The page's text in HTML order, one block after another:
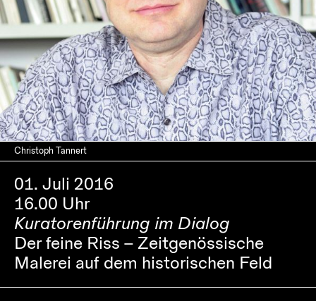
Christoph Tannert
01. Juli 2016
16.00 Uhr
Kuratorenführung im Dialog
Der feine Riss – Zeitgenössische
Malerei auf dem historischen Feld